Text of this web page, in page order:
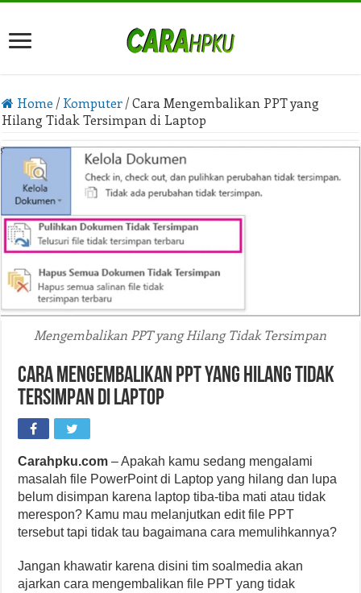
Home / Komputer/ Cara Mengembalikan PPT yang
Hilang Tidak Tersimpan di Laptop
Mengembalikan PPT yang Hilang Tidak Tersimpan
Cara Mengembalikan PPT yang Hilang Tidak
Tersimpan di Laptop
Carahpku.com – Apakah kamu sedang mengalami
masalah file PowerPoint di Laptop yang hilang dan lupa
belum disimpan karena laptop tiba-tiba mati atau tidak
merespon? Kamu mau melanjutkan edit file PPT
tersebut tapi tidak tau bagaimana cara memulihkannya?
Jangan khawatir karena disini tim soalmedia akan
ajarkan cara mengembalikan file PPT yang tidak